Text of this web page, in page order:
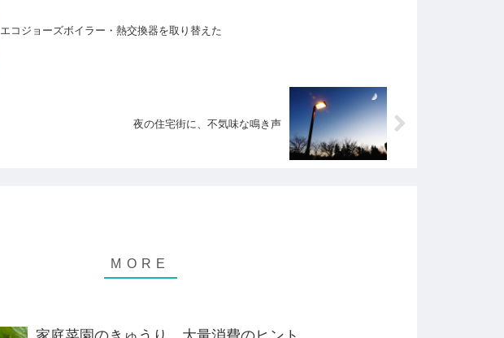
エコジョーズボイラー・熱交換器を取り替えた
夜の住宅街に、不気味な鳴き声